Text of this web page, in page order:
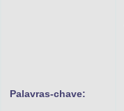
Palavras-chave: